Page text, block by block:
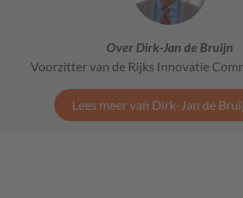
Over Dirk-Jan de Bruijn
Voorzitter van de Rijks Innovatie
Lees meer van Dirk-Jan de